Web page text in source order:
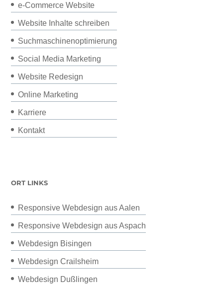
e-Commerce Website
Website Inhalte schreiben
Suchmaschinenoptimierung
Social Media Marketing
Website Redesign
Online Marketing
Karriere
Kontakt
ORT LINKS
Responsive Webdesign aus Aalen
Responsive Webdesign aus Aspach
Webdesign Bisingen
Webdesign Crailsheim
Webdesign Dußlingen